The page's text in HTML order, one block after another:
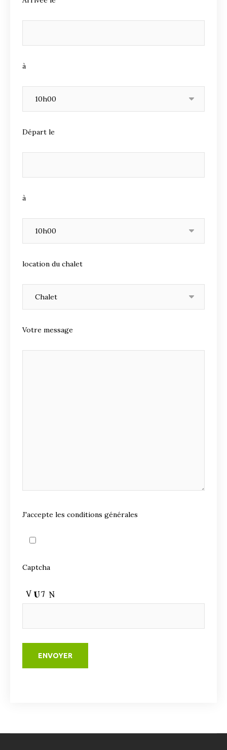
à
Départ le
à
location du chalet
Votre message
J'accepte les conditions générales
Captcha